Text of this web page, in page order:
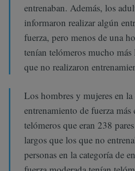
entrenaban. Además, los
informaron realizar algún
fuerza, pero menos de una
tenían telómeros mucho
que no realizaron
Los hombres y mujeres en la
entrenamiento de fuerza
telómeros que eran 238
largos que los que no
personas en la categoría de